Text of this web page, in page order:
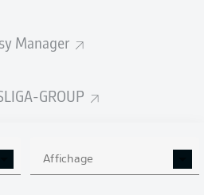
Manager
GROUP
Affichage
LA SAISON
2023